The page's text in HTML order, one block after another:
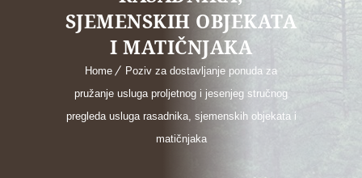
SJEMENSKIH OBJEKATA
I MATIČNJAKA
Home
Poziv za dostavljanje ponuda za
pružanje usluga proljetnog i jesenjeg stručnog
pregleda usluga rasadnika, sjemenskih objekata i
matičnjaka